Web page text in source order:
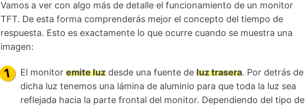
Vamos a ver con algo más de detalle el funcionamiento de un monitor
TFT. De esta forma comprenderás mejor el concepto del tiempo de
respuesta. Esto es exactamente lo que ocurre cuando se muestra una
imagen:
El monitor emite luzdesde una fuente de luz trasera. Por detrás de
dicha luz tenemos una lámina de aluminio para que toda la luz sea
reflejada hacia la parte frontal del monitor. Dependiendo del tipo de